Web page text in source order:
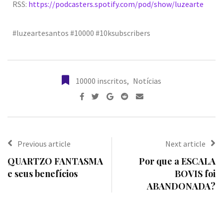
RSS: https://podcasters.spotify.com/pod/show/luzearte
#luzeartesantos #10000 #10ksubscribers
10000 inscritos, Notícias
Previous article
QUARTZO FANTASMA
e seus benefícios
Next article
Por que a ESCALA
BOVIS foi
ABANDONADA?